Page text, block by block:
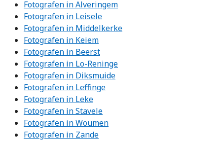
Fotografen in Alveringem
Fotografen in Leisele
Fotografen in Middelkerke
Fotografen in Keiem
Fotografen in Beerst
Fotografen in Lo-Reninge
Fotografen in Diksmuide
Fotografen in Leffinge
Fotografen in Leke
Fotografen in Stavele
Fotografen in Woumen
Fotografen in Zande